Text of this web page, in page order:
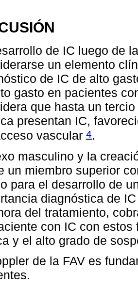
de IC luego de
un elemento
de IC de alto
gasto en pacientes
que hasta un
presentan IC,
vascular 4.
masculino y la
un miembro superior
para el desarrollo de
diagnóstica de
del tratamiento,
con IC con
y el alto grado de
de la FAV es